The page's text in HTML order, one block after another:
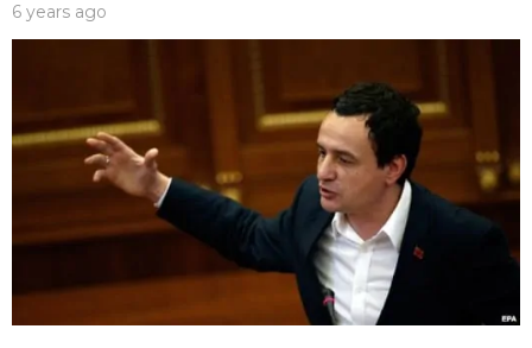
6 years ago